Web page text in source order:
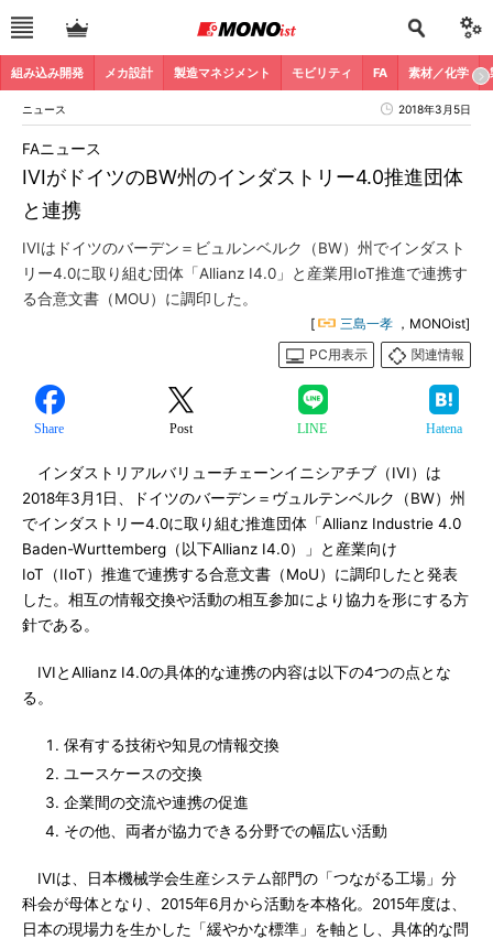
組み込み開発 メカ設計 製造マネジメント モビリティ FA 素材／化学
ニュース 2018年3月5日
IVIがドイツのBW州のインダストリー4.0推進団体
と連携
FAニュース
IVIはドイツのバーデン＝ビュルンベルク（BW）州でインダスト
リー4.0に取り組む団体「Allianz I4.0」と産業用IoT推進で連携す
る合意文書（MOU）に調印した。
[ 三島一孝 ，MONOist]
PC用表示
関連情報
Share Post LINE Hatena
インダストリアルバリューチェーンイニシアチブ（IVI）は
2018年3月1日、ドイツのバーデン＝ヴュルテンベルク（BW）州
でインダストリー4.0に取り組む推進団体「Allianz Industrie 4.0
Baden-Wurttemberg（以下Allianz I4.0）」と産業向け
IoT（IIoT）推進で連携する合意文書（MoU）に調印したと発表
した。相互の情報交換や活動の相互参加により協力を形にする方
針である。
IVIとAllianz I4.0の具体的な連携の内容は以下の4つの点とな
る。
保有する技術や知見の情報交換
ユースケースの交換
企業間の交流や連携の促進
その他、両者が協力できる分野での幅広い活動
IVIは、日本機械学会生産システム部門の「つながる工場」分
科会が母体となり、2015年6月から活動を本格化。2015年度は、
日本の現場力を生かした「緩やかな標準」を軸とし、具体的な問